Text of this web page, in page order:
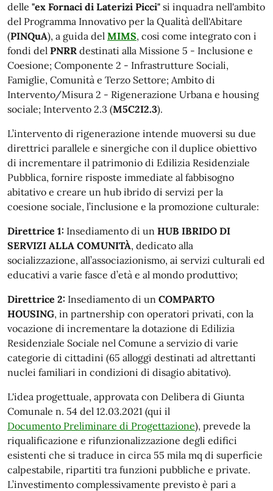
delle "ex Fornaci di Laterizi Picci" si inquadra nell'ambito
del Programma Innovativo per la Qualità dell'Abitare
(PINQuA), a guida del MIMS, cosi come integrato con i
fondi del PNRR destinati alla Missione 5 - Inclusione e
Coesione; Componente 2 - Infrastrutture Sociali,
Famiglie, Comunità e Terzo Settore; Ambito di
Intervento/Misura 2 - Rigenerazione Urbana e housing
sociale; Intervento 2.3 (M5C2I2.3).
L’intervento di rigenerazione intende muoversi su due
direttrici parallele e sinergiche con il duplice obiettivo
di incrementare il patrimonio di Edilizia Residenziale
Pubblica, fornire risposte immediate al fabbisogno
abitativo e creare un hub ibrido di servizi per la
coesione sociale, l’inclusione e la promozione culturale:
Direttrice 1: Insediamento di un HUB IBRIDO DI
SERVIZI ALLA COMUNITÀ, dedicato alla
socializzazione, all’associazionismo, ai servizi culturali ed
educativi a varie fasce d’età e al mondo produttivo;
Direttrice 2: Insediamento di un COMPARTO
HOUSING, in partnership con operatori privati, con la
vocazione di incrementare la dotazione di Edilizia
Residenziale Sociale nel Comune a servizio di varie
categorie di cittadini (65 alloggi destinati ad altrettanti
nuclei familiari in condizioni di disagio abitativo).
L'idea progettuale, approvata con Delibera di Giunta
Comunale n. 54 del 12.03.2021 (qui il
Documento Preliminare di Progettazione), prevede la
riqualificazione e rifunzionalizzazione degli edifici
esistenti che si traduce in circa 55 mila mq di superficie
calpestabile, ripartiti tra funzioni pubbliche e private.
L’investimento complessivamente previsto è pari a